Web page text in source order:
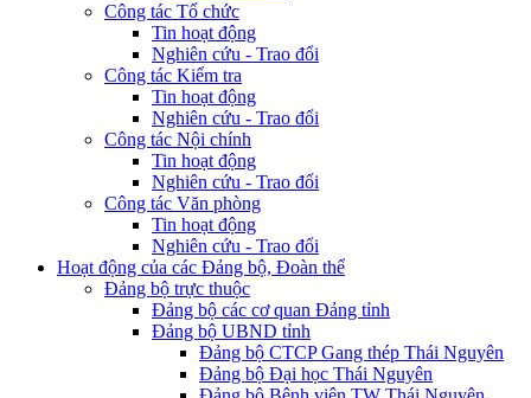
Công tác Tổ chức
Tin hoạt động
Nghiên cứu - Trao đổi
Công tác Kiểm tra
Tin hoạt động
Nghiên cứu - Trao đổi
Công tác Nội chính
Tin hoạt động
Nghiên cứu - Trao đổi
Công tác Văn phòng
Tin hoạt động
Nghiên cứu - Trao đổi
Hoạt động của các Đảng bộ, Đoàn thể
Đảng bộ trực thuộc
Đảng bộ các cơ quan Đảng tỉnh
Đảng bộ UBND tỉnh
Đảng bộ CTCP Gang thép Thái Nguyên
Đảng bộ Đại học Thái Nguyên